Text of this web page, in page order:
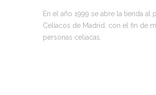
En el año 1999 se abre la tienda
Celíacos de Madrid, con el fin de
personas celiacas.